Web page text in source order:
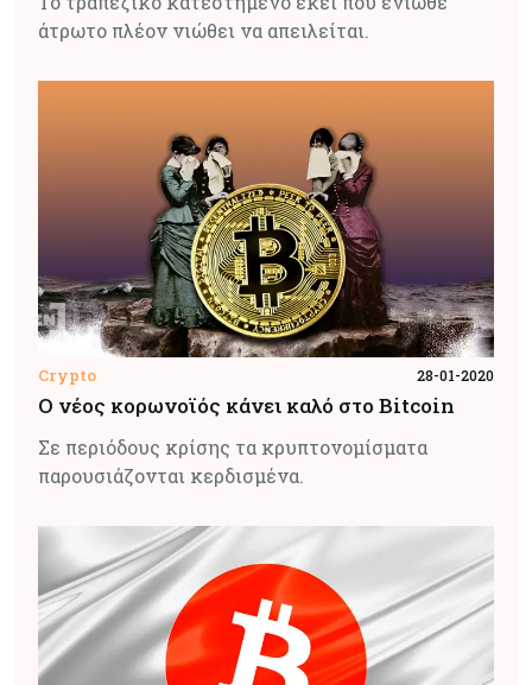
άτρωτο πλέον νιώθει να απειλείται.
Crypto 28-01-2020
Ο νέος κορωνοϊός κάνει καλό στο Bitcoin
Σε περιόδους κρίσης τα κρυπτονομίσματα
παρουσιάζονται κερδισμένα.